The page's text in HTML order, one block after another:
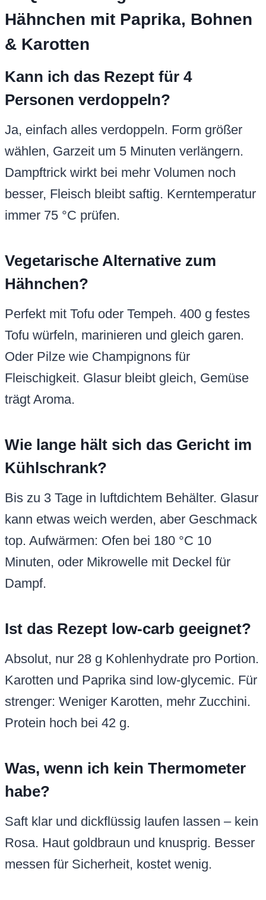
Hähnchen mit Paprika, Bohnen
& Karotten
Kann ich das Rezept für 4
Personen verdoppeln?
Ja, einfach alles verdoppeln. Form größer
wählen, Garzeit um 5 Minuten verlängern.
Dampftrick wirkt bei mehr Volumen noch
besser, Fleisch bleibt saftig. Kerntemperatur
immer 75 °C prüfen.
Vegetarische Alternative zum
Hähnchen?
Perfekt mit Tofu oder Tempeh. 400 g festes
Tofu würfeln, marinieren und gleich garen.
Oder Pilze wie Champignons für
Fleischigkeit. Glasur bleibt gleich, Gemüse
trägt Aroma.
Wie lange hält sich das Gericht im
Kühlschrank?
Bis zu 3 Tage in luftdichtem Behälter. Glasur
kann etwas weich werden, aber Geschmack
top. Aufwärmen: Ofen bei 180 °C 10
Minuten, oder Mikrowelle mit Deckel für
Dampf.
Ist das Rezept low-carb geeignet?
Absolut, nur 28 g Kohlenhydrate pro Portion.
Karotten und Paprika sind low-glycemic. Für
strenger: Weniger Karotten, mehr Zucchini.
Protein hoch bei 42 g.
Was, wenn ich kein Thermometer
habe?
Saft klar und dickflüssig laufen lassen – kein
Rosa. Haut goldbraun und knusprig. Besser
messen für Sicherheit, kostet wenig.